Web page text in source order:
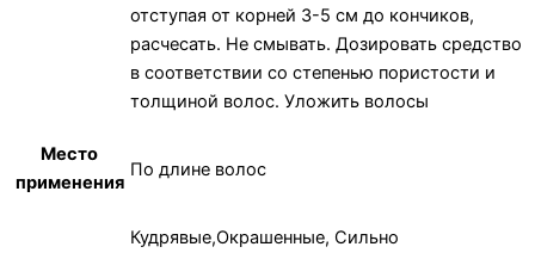
отступая от корней 3-5 см до кончиков,
расчесать. Не смывать. Дозировать средство
в соответствии со степенью пористости и
толщиной волос. Уложить волосы
Место
применения
По длине волос
Кудрявые,Окрашенные, Сильно